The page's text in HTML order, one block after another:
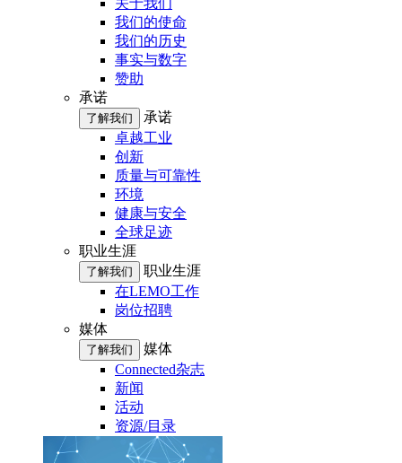
关于我们
我们的使命
我们的历史
事实与数字
赞助
承诺
了解我们
承诺
卓越工业
创新
质量与可靠性
环境
健康与安全
全球足迹
职业生涯
了解我们
职业生涯
在LEMO工作
岗位招聘
媒体
了解我们
媒体
Connected杂志
新闻
活动
资源/目录